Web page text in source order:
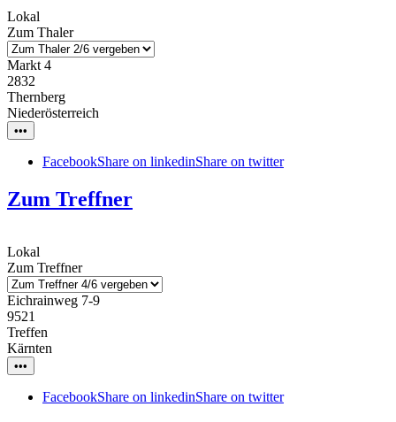
Lokal
Zum Thaler
Markt 4
2832
Thernberg
Niederösterreich
•••
FacebookShare on linkedinShare on twitter
Zum Treffner
Lokal
Zum Treffner
Eichrainweg 7-9
9521
Treffen
Kärnten
•••
FacebookShare on linkedinShare on twitter